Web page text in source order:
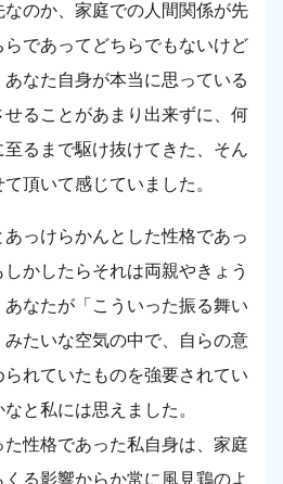
のか、家庭での人間関係が先
であってどちらでもないけど
なた自身が本当に思っている
ることがあまり出来ずに、何
るまで駆け抜けてきた、そん
頂いて感じていました。
っけらかんとした性格であっ
かしたらそれは両親やきょう
なたが「こういった振る舞い
たいな空気の中で、自らの意
れていたものを強要されてい
と私には思えました。
性格であった私自身は、家庭
る影響からか常に風見鶏のよ